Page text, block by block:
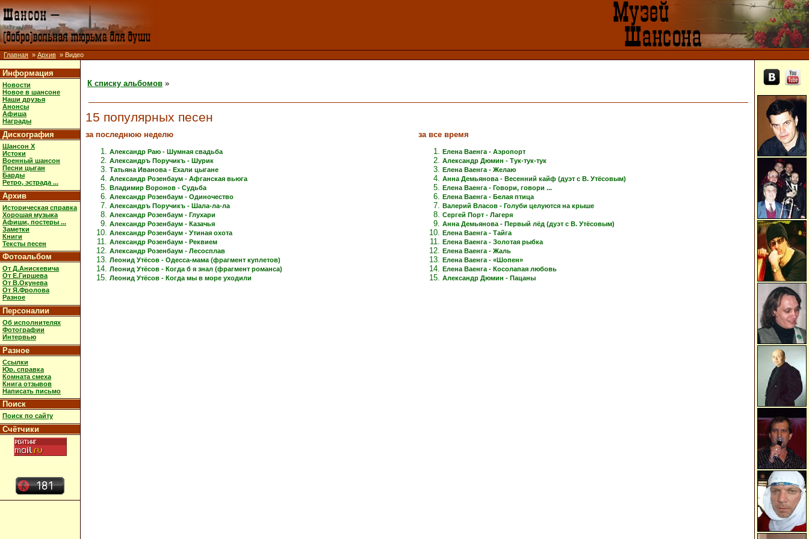
Главная » Архив » Видео
Информация
Новости
Новое в шансоне
Наши друзья
Анонсы
Афиша
Награды
Дискография
Шансон X
Истоки
Военный шансон
Песни цыган
Барды
Ретро, эстрада ...
Архив
Историческая справка
Хорошая музыка
Афиши, постеры ...
Заметки
Книги
Тексты песен
Фотоальбом
От Д.Анискевича
От Е.Гиршева
От В.Окунева
От Я.Фролова
Разное
Персоналии
Об исполнителях
Фотографии
Интервью
Разное
Ссылки
Юр. справка
Комната смеха
Книга отзывов
Написать письмо
Поиск
Поиск по сайту
Счётчики
К списку альбомов »
15 популярных песен
за последнюю неделю
Александр Раю - Шумная свадьба
Александръ Поручикъ - Шурик
Татьяна Иванова - Ехали цыгане
Александр Розенбаум - Афганская вьюга
Владимир Воронов - Судьба
Александр Розенбаум - Одиночество
Александръ Поручикъ - Шала-ла-ла
Александр Розенбаум - Глухари
Александр Розенбаум - Казачья
Александр Розенбаум - Утиная охота
Александр Розенбаум - Реквием
Александр Розенбаум - Лесосплав
Леонид Утёсов - Одесса-мама (фрагмент куплетов)
Леонид Утёсов - Когда б я знал (фрагмент романса)
Леонид Утёсов - Когда мы в море уходили
за все время
Елена Ваенга - Аэропорт
Александр Дюмин - Тук-тук-тук
Елена Ваенга - Желаю
Анна Демьянова - Весенний кайф (дуэт с В. Утёсовым)
Елена Ваенга - Говори, говори ...
Елена Ваенга - Белая птица
Валерий Власов - Голуби целуются на крыше
Сергей Порт - Лагеря
Анна Демьянова - Первый лёд (дуэт с В. Утёсовым)
Елена Ваенга - Тайга
Елена Ваенга - Золотая рыбка
Елена Ваенга - Жаль
Елена Ваенга - «Шопен»
Елена Ваенга - Косолапая любовь
Александр Дюмин - Пацаны